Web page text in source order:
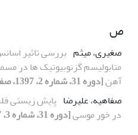
ص
صغیری، میثم بررسی تاثیر
متابولیسم گزنوبیوتیک ها در
آهن[دوره 31، شماره 2، 1397، صفحه 200-212]
صفاهیه، علیرضا پایش زیستی
در خور موسی[دوره 31، شماره 3، 1397، صفحه 340-351]